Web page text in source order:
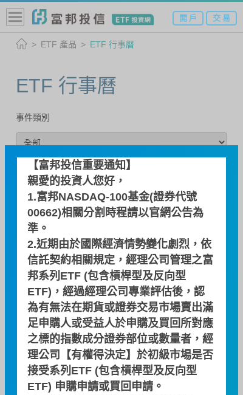
開 戶 交 易
【富邦投信重要通知】
親愛的投資人您好，
1.富邦NASDAQ-100基金(證券代號
00662)相關分割時程請以官網公告為
準。
2.近期由於國際經濟情勢變化劇烈，依
信託契約相關規定，經理公司管理之富
邦系列ETF (包含槓桿型及反向型
ETF)，經過經理公司專業評估後，認
為有無法在期貨或證券交易市場賣出滿
足申購人或受益人於申購及買回所對應
之標的指數成分證券部位或數量者，經
理公司【有權得決定】於初級市場是否
接受系列ETF (包含槓桿型及反向型
ETF) 申購申請或買回申請。
ETF 產品 ETF 行事曆
ETF 行事曆
事件類別
查詢日期
2026 年 02 月
日 一 二 三 四 五 六
01 02 03 04 05 06 07